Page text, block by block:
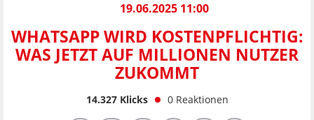
19.06.2025 11:00
WHATSAPP WIRD KOSTENPFLICHTIG:
WAS JETZT AUF MILLIONEN NUTZER
ZUKOMMT
14.327Klicks 0 Reaktionen